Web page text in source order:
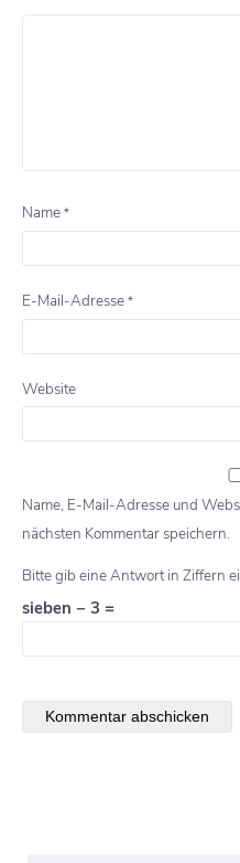
Name *
E-Mail-Adresse *
Website
Name, E-Mail-Adresse und
nächsten Kommentar speichern.
Bitte gib eine Antwort in Ziffern
sieben − 3 =